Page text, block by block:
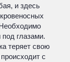
и здесь
под глазами.
теряет свою
с